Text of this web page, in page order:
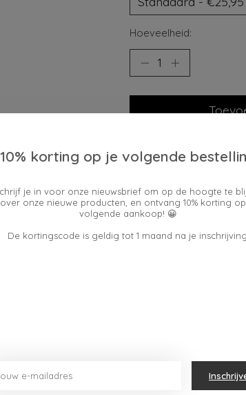
Hoeveelheid:
ervoor dat we elk verblijf waarderen en
10% korting op je volgende
je in voor onze nieuwsbrief om op de hoogte te
over onze nieuwe producten, en ontvang 10% korting
volgende aankoop! 😀
De kortingscode is geldig tot 1 maand na je